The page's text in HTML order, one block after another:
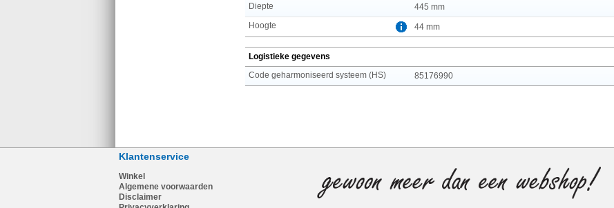
Diepte
445 mm
Hoogte
44 mm
Logistieke gegevens
Code geharmoniseerd systeem (HS)
85176990
Klantenservice
Winkel
Algemene voorwaarden
Disclaimer